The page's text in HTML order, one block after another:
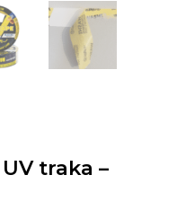
traka –